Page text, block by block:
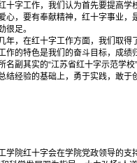
字工作，我们认为首先要提高学
心，要有奉献精神，红十字事业
很足。
，在红十字工作方面，我们取得
作的特色是我们的奋斗目标，成
名副其实的“江苏省红十字示范学
结经验的基础上，勇于实践，敢于
院红十字会在学院党政领导的支